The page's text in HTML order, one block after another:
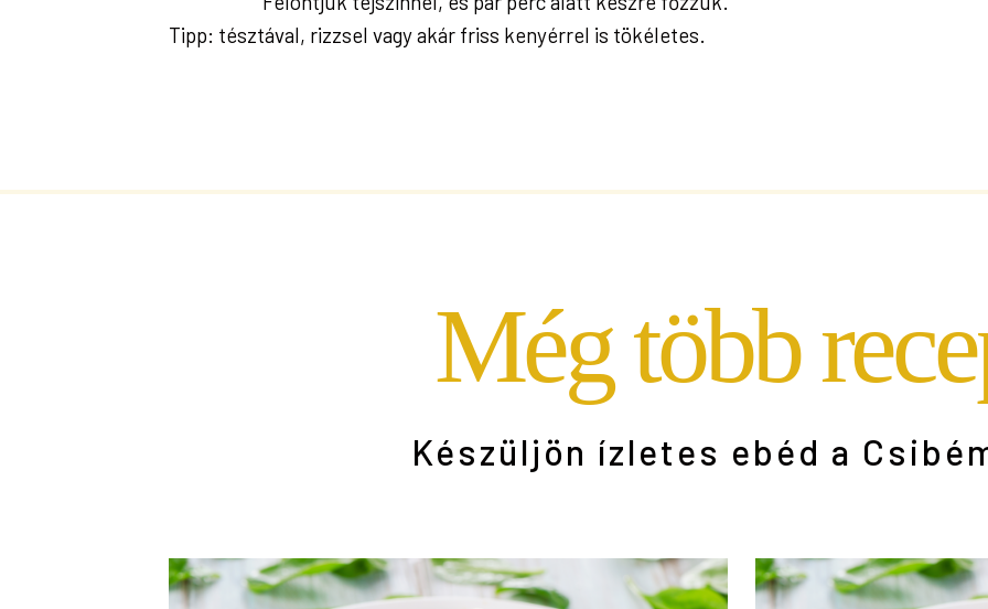
Tipp: tésztával, rizzsel vagy akár friss kenyérrel is tökéletes.
Még több
Készüljön ízletes ebéd a